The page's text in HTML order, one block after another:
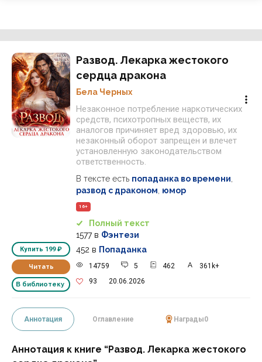
Купить 199 ₽
Читать
В библиотеку
Развод. Лекарка жестокого
сердца дракона
Бела Черных
Незаконное потребление наркотических
средств, психотропных веществ, их
аналогов причиняет вред здоровью, их
незаконный оборот запрещен и влечет
установленную законодательством
ответственность.
В тексте есть попаданка во времени
развод с драконом юмор
16+
Полный текст
1577 в Фэнтези
452 в Попаданка
14759 5 462
361k+
93
20.06.2026
Аннотация Оглавление Награды0
Аннотация к книге “Развод. Лекарка жестокого